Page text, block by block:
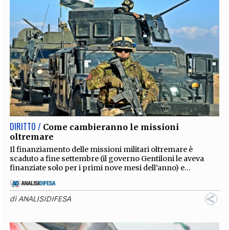
DIRITTO / Come cambieranno le missioni
oltremare
Il finanziamento delle missioni militari oltremare è
scaduto a fine settembre (il governo Gentiloni le aveva
finanziate solo per i primi nove mesi dell’anno) e...
diANALISIDIFESA